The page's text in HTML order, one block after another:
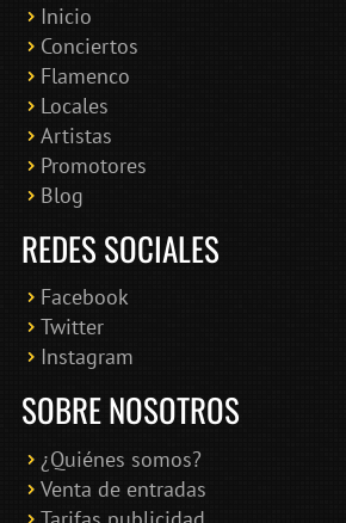
Inicio
Conciertos
Flamenco
Locales
Artistas
Promotores
Blog
REDES SOCIALES
Facebook
Twitter
Instagram
SOBRE NOSOTROS
¿Quiénes somos?
Venta de entradas